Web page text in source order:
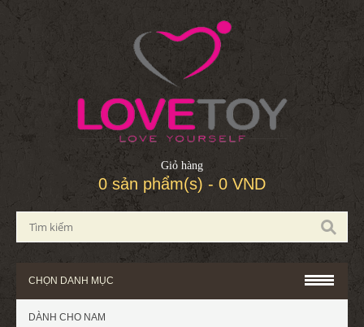
Giỏ hàng
0 sản phẩm(s) - 0 VND
CHỌN DANH MỤC
DÀNH CHO NAM